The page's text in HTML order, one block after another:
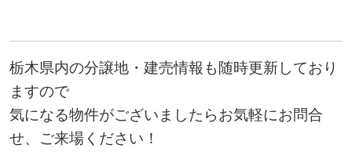
栃木県内の分譲地・建売情報も随時更新しており
ますので
気になる物件がございましたらお気軽にお問合
せ、ご来場ください！